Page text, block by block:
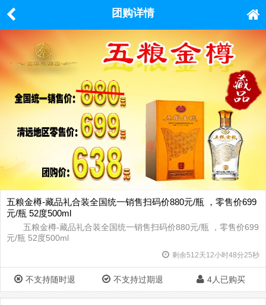
团购详情
五粮金樽-藏品礼合装全国统一销售扫码价880元/瓶 ，零售价699
元/瓶 52度500ml
五粮金樽-藏品礼合装全国统一销售扫码价880元/瓶 ，零售价699
元/瓶 52度500ml
剩余512天12小时48分24秒
不支持随时退 不支持过期退 4人已购买